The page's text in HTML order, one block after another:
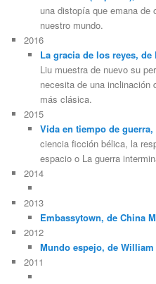
una distopía que emana de
nuestro mundo.
2016
La gracia de los reyes, de
Liu muestra de nuevo su
necesita de una
más clásica.
2015
Vida en tiempo de
ciencia ficción bélica, la
espacio o La guerra
2014
2013
Embassytown, de China
2012
Mundo espejo, de
2011